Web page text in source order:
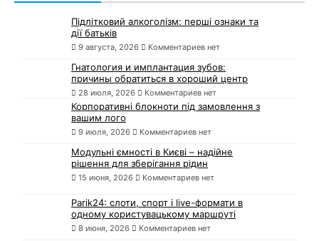
Підлітковий алкоголізм: перші ознаки та
дії батьків
9 августа, 2026 Комментариев нет
Гнатология и имплантация зубов:
причины обратиться в хороший центр
28 июля, 2026 Комментариев нет
Корпоративні блокноти під замовлення з
вашим лого
9 июля, 2026 Комментариев нет
Модульні ємності в Києві – надійне
рішення для зберігання рідин
15 июня, 2026 Комментариев нет
Parik24: слоти, спорт і live-формати в
одному користувацькому маршруті
8 июня, 2026 Комментариев нет